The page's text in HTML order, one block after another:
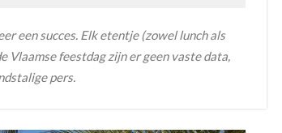
een succes. Elk etentje (zowel lunch als
feestdag zijn er geen vaste data,
pers.